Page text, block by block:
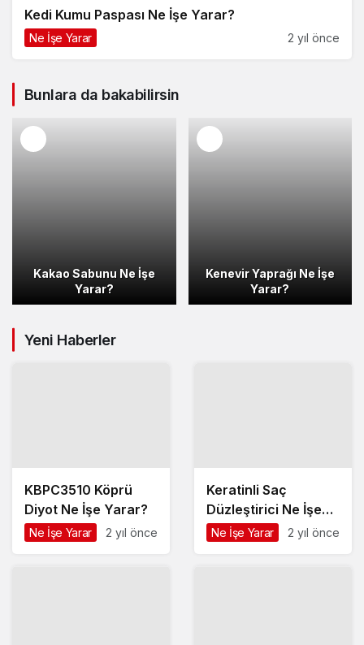
Kedi Kumu Paspası Ne İşe Yarar?
Ne İşe Yarar 2 yıl önce
Bunlara da bakabilirsin
Kakao Sabunu Ne İşe
Yarar?
Kenevir Yaprağı Ne İşe
Yarar?
Yeni Haberler
KBPC3510 Köprü
Diyot Ne İşe Yarar?
Ne İşe Yarar 2 yıl önce
Keratinli Saç
Düzleştirici Ne İşe
Yarar?
Ne İşe Yarar 2 yıl önce